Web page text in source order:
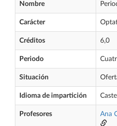
Nombre
Carácter
Créditos 6,0
Periodo
Situación
Idioma de impartición
Profesores Ana